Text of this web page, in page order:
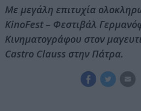
Με μεγάλη επιτυχία
KinoFest – Φεστιβάλ
Κινηματογράφου στον
Castro Clauss στην Πάτρα.